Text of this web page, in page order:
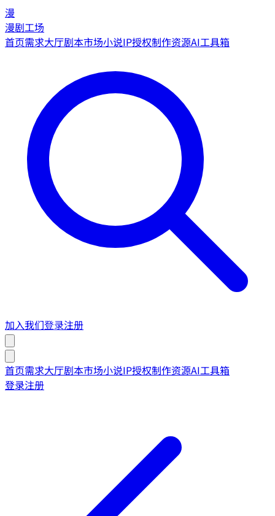
漫
漫剧工场
首页需求大厅剧本市场小说IP授权制作资源AI工具箱
加入我们登录注册
首页需求大厅剧本市场小说IP授权制作资源AI工具箱
登录注册